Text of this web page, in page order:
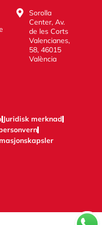
Sorolla
Center, Av.
de les Corts
Valencianes,
58, 46015
València
Juridisk merknad